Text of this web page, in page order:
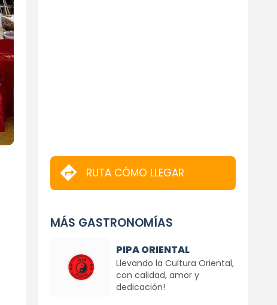
RUTA CÓMO LLEGAR
MÁS GASTRONOMÍAS
PIPA ORIENTAL
Llevando la Cultura Oriental,
con calidad, amor y
dedicación!